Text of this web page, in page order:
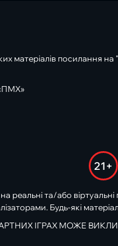
матеріалів посилання
21+
реальні та/або
Будь-які
ІГРАХ МОЖЕ